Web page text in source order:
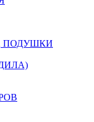
ПОДУШКИ